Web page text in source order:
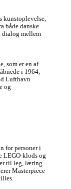
kunstoplevelse,
både danske
dialog mellem
som er en af
i 1964,
Lufthavn
og
for personer i
LEGO-klods og
til leg, læring
Masterpiece